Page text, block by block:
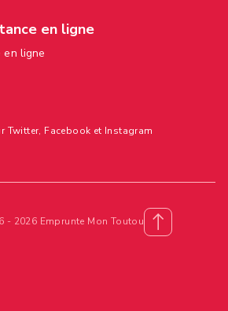
en ligne
en ligne
Twitter, Facebook et Instagram
- 2026 Emprunte Mon Toutou